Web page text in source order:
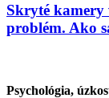
Skryté kamery
problém. Ako
Psychológia,